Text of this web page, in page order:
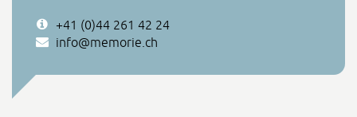
+41 (0)44 261 42 24
info@memorie.ch